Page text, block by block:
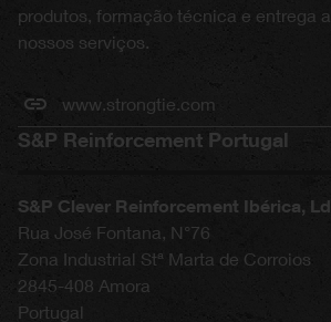
produtos, formação técnica e entrega
nossos serviços.
www.strongtie.com
S&P Reinforcement Portugal
S&P Clever Reinforcement Ibérica,
Rua José Fontana, N°76
Zona Industrial Stª Marta de Corroios
2845-408 Amora
Portugal